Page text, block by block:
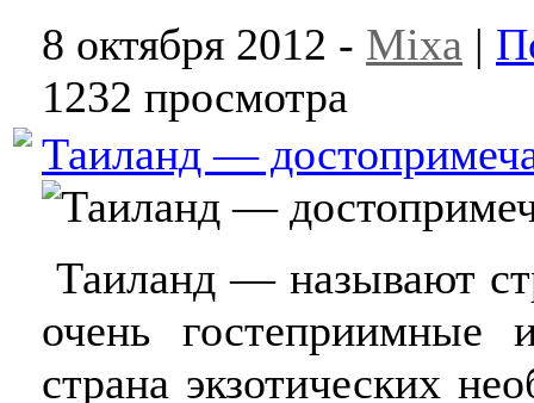
8 октября 2012 - Mixa |
1232 просмотра
Таиланд —
Таиланд — называют
очень
страна экзотических